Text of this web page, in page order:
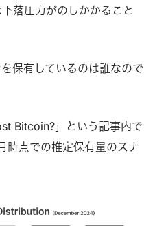
落圧力がのしかかること
保有しているのは誰なので
Bitcoin​?」という記事内で
時点での推定保有量のスナ